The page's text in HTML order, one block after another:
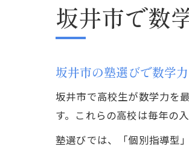
坂井市で数
坂井市の塾選びで数学
坂井市で高校生が数学力を
す。これらの高校は毎年の
塾選びでは、「個別指導型